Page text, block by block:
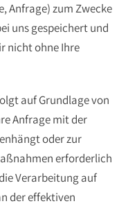
Anfrage) zum Zwecke
uns gespeichert und
nicht ohne Ihre
auf Grundlage von
Anfrage mit der
oder zur
erforderlich
Verarbeitung auf
der effektiven